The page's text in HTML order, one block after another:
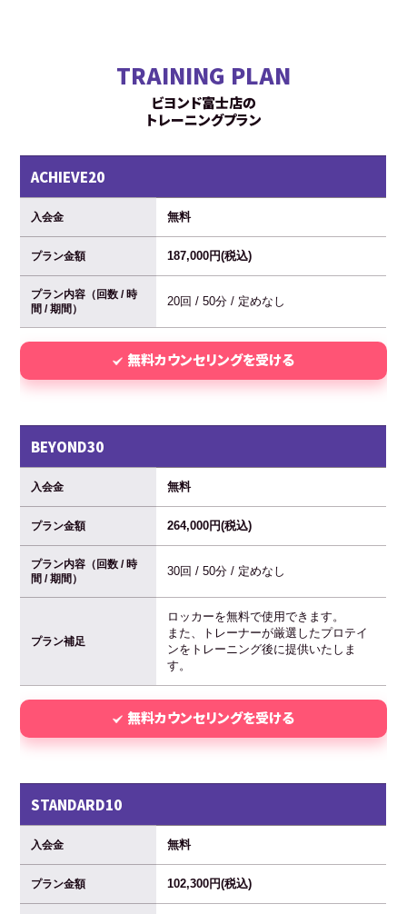
TRAINING PLAN
ビヨンド富士店の
トレーニングプラン
ACHIEVE20
入会金 無料
プラン金額 187,000円(税込)
プラン内容（回数 / 時
間 / 期間）
20回 / 50分 / 定めなし
無料カウンセリングを受ける
BEYOND30
入会金 無料
プラン金額 264,000円(税込)
プラン内容（回数 / 時
間 / 期間）
30回 / 50分 / 定めなし
プラン補足
ロッカーを無料で使用できます。
また、トレーナーが厳選したプロテイ
ンをトレーニング後に提供いたしま
す。
無料カウンセリングを受ける
STANDARD10
入会金 無料
プラン金額 102,300円(税込)